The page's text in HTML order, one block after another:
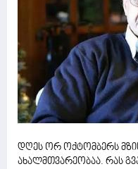
დღეს ორ ოქტომბერს
ახალმთვარეობაა. რას